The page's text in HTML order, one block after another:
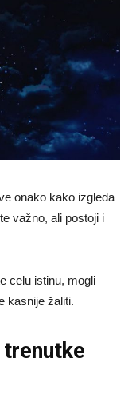
onako kako izgleda
važno, ali postoji i
celu istinu, mogli
kasnije žaliti.